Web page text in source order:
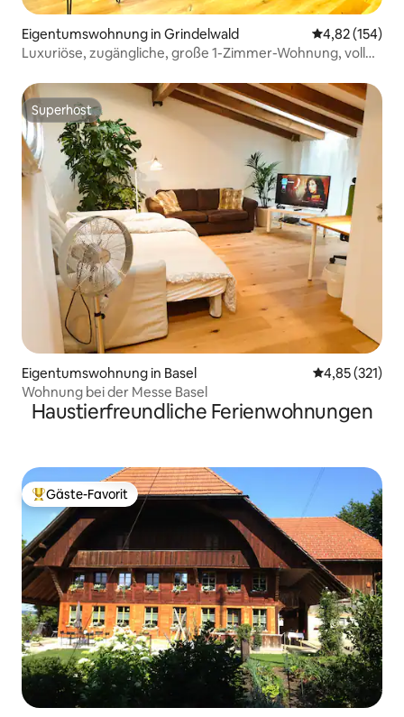
Eigentumswohnung in Grindelwald
4,82 (154)
Luxuriöse, zugängliche, große 1-Zimmer-Wohnung, voller
Superhost
Superhost
Eigentumswohnung in Basel
4,85 (321)
Wohnung bei der Messe Basel
Haustierfreundliche Ferienwohnungen
Beliebter Gäste-Favorit.
Gäste-Favorit